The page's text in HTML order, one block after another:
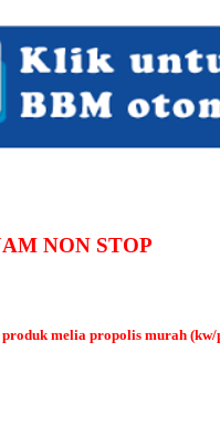
NON STOP
melia propolis murah